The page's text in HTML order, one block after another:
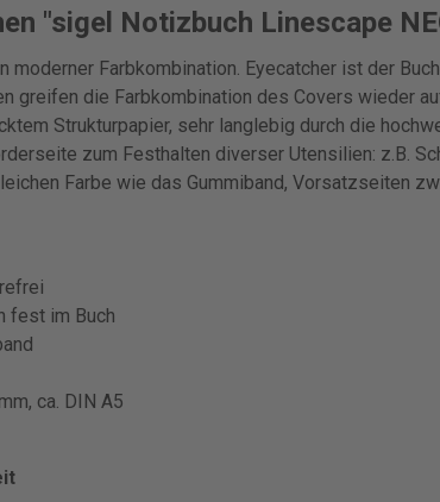
"sigel Notizbuch Linescape
moderner Farbkombination. Eyecatcher ist der
greifen die Farbkombination des Covers wieder
Strukturpapier, sehr langlebig durch die
zum Festhalten diverser Utensilien: z.B.
Farbe wie das Gummiband, Vorsatzseiten
fest im Buch
ca. DIN A5